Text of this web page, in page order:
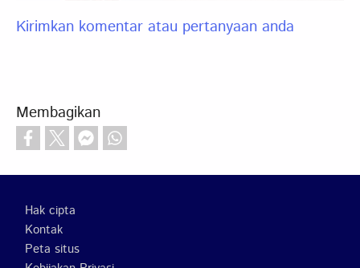
Kirimkan komentar atau pertanyaan anda
Membagikan
Footer
Hak cipta
Kontak
Peta situs